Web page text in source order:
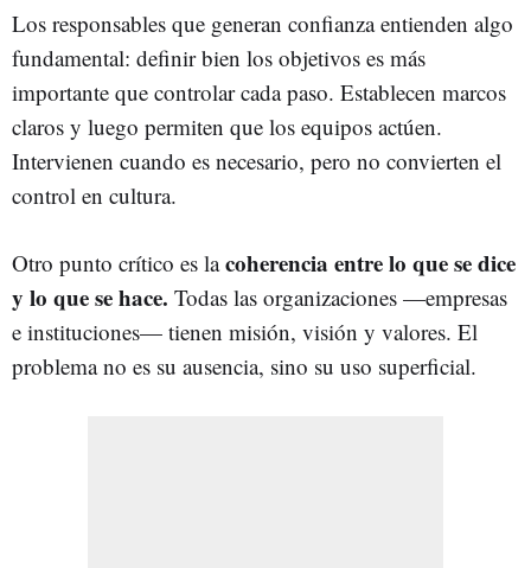
Los responsables que generan confianza entienden algo
fundamental: definir bien los objetivos es más
importante que controlar cada paso. Establecen marcos
claros y luego permiten que los equipos actúen.
Intervienen cuando es necesario, pero no convierten el
control en cultura.
Otro punto crítico es lacoherencia entre lo que se dice
y lo que se hace. Todas las organizaciones —empresas
e instituciones— tienen misión, visión y valores. El
problema no es su ausencia, sino su uso superficial.